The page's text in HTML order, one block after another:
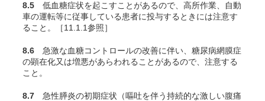
8.5 低血糖症状を起こすことがあるので、高所作業、自動
車の運転等に従事している患者に投与するときには注意す
ること。［11.1.1参照］
8.6 急激な血糖コントロールの改善に伴い、糖尿病網膜症
の顕在化又は増悪があらわれることがあるので、注意する
こと。
8.7 急性膵炎の初期症状（嘔吐を伴う持続的な激しい腹痛